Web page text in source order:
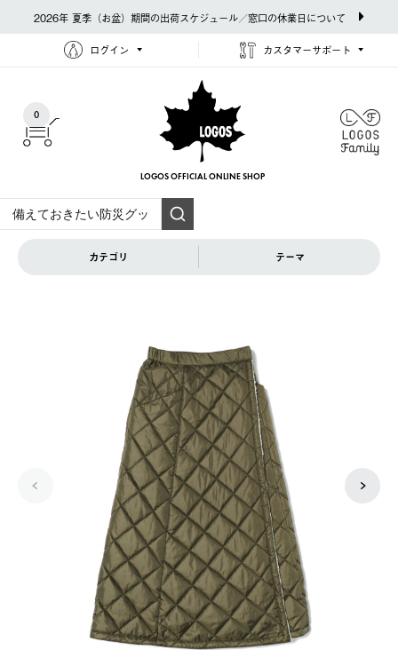
2026年 夏季（お盆）期間の出荷スケジュール／窓口の休業日について
ログイン カスタマーサポート
0
LOGOS OFFICIAL ONLINE SHOP
カテゴリ テーマ